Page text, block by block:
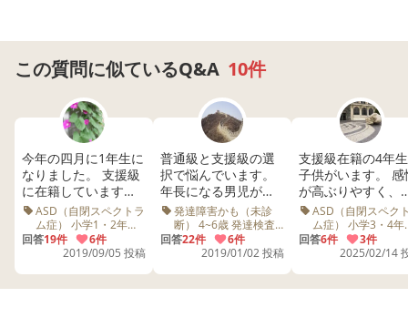
息子…そんなタイプではないので、家で詰めて聞き出しま
した(中々言いたがりません)
実際は…初回練習の時に、｢取り敢えず５～６番を読ん
で！｣と言われ読んだと。
因みに発表項目は１～６番までで、読み上げる係が４名＋
ポインター係が１名。
初回練習では１人が欠席してたと。
そして２回目以降、息子の担当５～６番を違う子が読んで
いた。特に変更は言われてないと。
この質問に似ているQ&A 10件
今年の四月に1年生に
なりました。 支援級
に在籍しています。
息子が通っている学
校は去年までは国
語、算数、道徳を支
援級で勉強していま
したが、今年からは
図工、書写も支援級
ASD（自閉スペクトラ
ム症） 小学1・2年生
小学3・4年生 小学5・
6年生 国語 算数 図工
回答19件
6件
2019/09/05 投稿
普通級と支援級の選
択で悩んでいます。
年長になる男児がい
るのですが、通って
いる保育園の園長か
ら昨年の10月末に支
援センターに相談し
てみては？という話
がありました。 理由
発達障害かも（未診
断） 4~6歳 発達検査
忘れ物 公園 運動 保育
園 小学校 通常学級 運
回答22件
6件
2019/01/02 投稿
支援級在籍の4年
子供がいます。 感
が高ぶりやすく、
勢の集団も苦手な
め交流級に行くの
渋ることがありま
対応は、他のみん
はがんばってるよ
ASD（自閉スペク
ム症） 小学3・4年
先生
回答6件
3件
2025/02/14